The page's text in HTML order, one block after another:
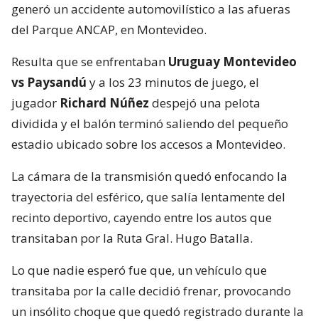
generó un accidente automovilístico a las afueras
del Parque ANCAP, en Montevideo.
Resulta que se enfrentaban Uruguay Montevideo
vs Paysandú y a los 23 minutos de juego, el
jugador Richard Núñez despejó una pelota
dividida y el balón terminó saliendo del pequeño
estadio ubicado sobre los accesos a Montevideo.
La cámara de la transmisión quedó enfocando la
trayectoria del esférico, que salía lentamente del
recinto deportivo, cayendo entre los autos que
transitaban por la Ruta Gral. Hugo Batalla.
Lo que nadie esperó fue que, un vehículo que
transitaba por la calle decidió frenar, provocando
un insólito choque que quedó registrado durante la